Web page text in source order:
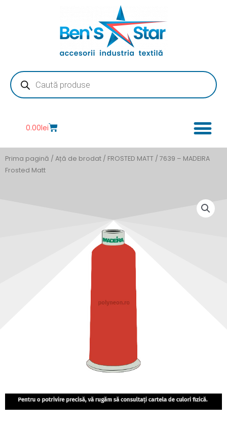
Products
search
0.00leiCart
Prima pagină / Ață de brodat / FROSTED MATT / 7639 – MADEIRA
Frosted Matt